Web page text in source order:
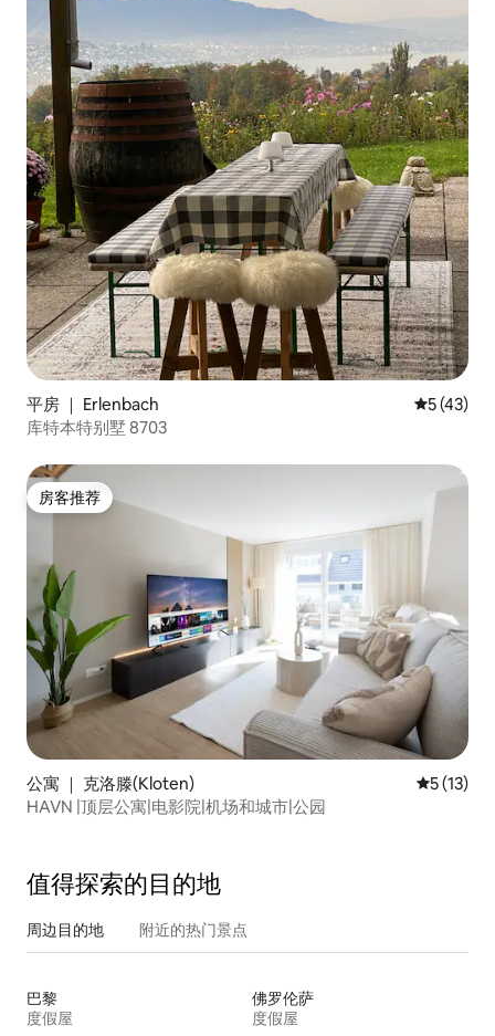
平房 ｜ Erlenbach 平均评分
5 (43)
库特本特别墅 8703
房客推荐
房客推荐
公寓 ｜ 克洛滕(Kloten) 平均评分
5 (13)
HAVN |顶层公寓|电影院|机场和城市|公园
值得探索的目的地
周边目的地 附近的热门景点
巴黎
度假屋
佛罗伦萨
度假屋